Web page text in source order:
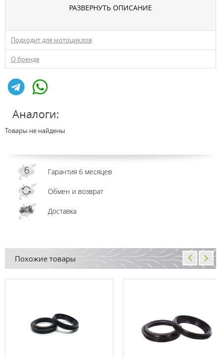
РАЗВЕРНУТЬ ОПИСАНИЕ
Подходит для мотоциклов
О бренде
Аналоги:
Товары не найдены
Гарантия 6 месяцев
Обмен и возврат
Доставка
Похожие товары